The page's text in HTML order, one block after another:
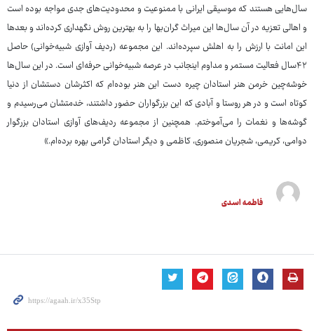
سال‌هایی هستند که موسیقی ایرانی با ممنوعیت و محدودیت‌های جدی مواجه بوده است
و اهالی تعزیه در آن سال‌ها این میراث گران‌بها را به بهترین روش نگهداری کرده‌اند و بعدها
این امانت با ارزش را به اهلش سپرده‌اند. این مجموعه (ردیف آوازی شبیه‌خوانی) حاصل
۴۲سال فعالیت مستمر و مداوم اینجانب در عرصه شبیه‌خوانی حرفه‌ای است. در این سال‌ها
خوشه‌چین خرمن هنر استادان چیره دست این هنر بوده‌ام که اکثرشان دستشان از دنیا
کوتاه است و در هر روستا و آبادی که این بزرگواران حضور داشتند، خدمتشان می‌رسیدم و
گوشه‌ها و نغمات را می‌آموختم. همچنین از مجموعه ردیف‌های آوازی استادان بزرگوار
دوامی، کریمی، شجریان منصوری، کاظمی و دیگر استادان گرامی بهره برده‌ام.»
فاطمه اسدی